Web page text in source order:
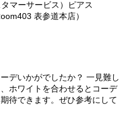
マーサービス）ピアス
表参道本店）
デいかがでしたか？ 一見難し
ホワイトを合わせるとコーデ
待できます。ぜひ参考にして